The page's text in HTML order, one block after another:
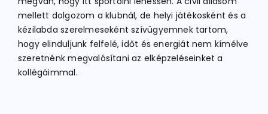
mellett dolgozom a klubnál, de helyi játékosként és a
kézilabda szerelmeseként szívügyemnek tartom,
hogy elinduljunk felfelé, időt és energiát nem kímélve
szeretnénk megvalósítani az elképzeléseinket a
kollégáimmal.